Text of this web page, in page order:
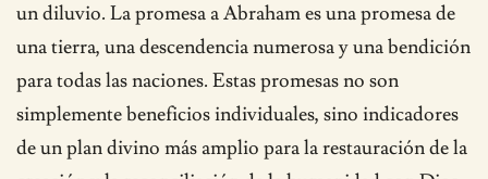
un diluvio. La promesa a Abraham es una promesa de
una tierra, una descendencia numerosa y una bendición
para todas las naciones. Estas promesas no son
simplemente beneficios individuales, sino indicadores
de un plan divino más amplio para la restauración de la